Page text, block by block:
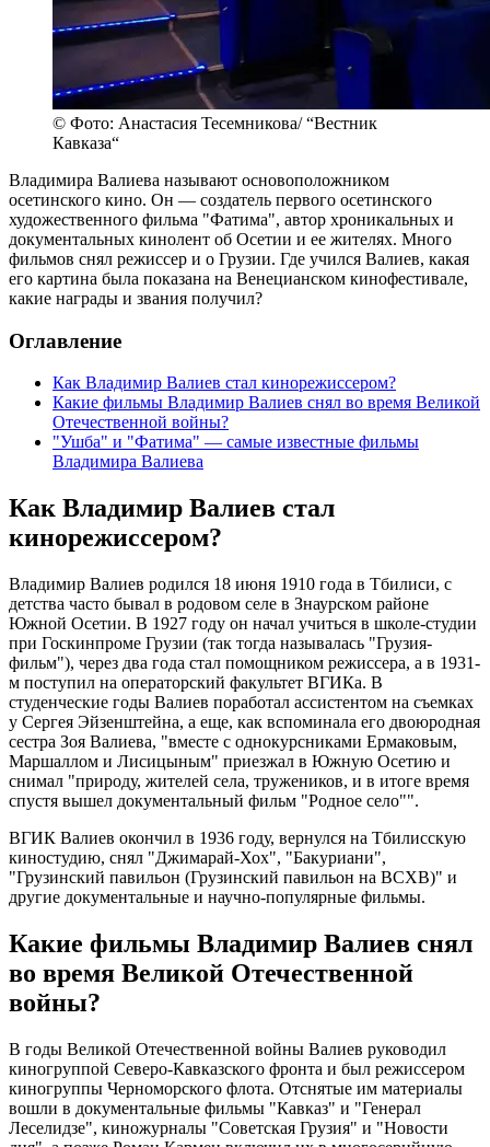
© Фото: Анастасия Тесемникова/ “Вестник
Кавказа“
Владимира Валиева называют основоположником
осетинского кино. Он — создатель первого осетинского
художественного фильма "Фатима", автор хроникальных и
документальных кинолент об Осетии и ее жителях. Много
фильмов снял режиссер и о Грузии. Где учился Валиев, какая
его картина была показана на Венецианском кинофестивале,
какие награды и звания получил?
Оглавление
Как Владимир Валиев стал кинорежиссером?
Какие фильмы Владимир Валиев снял во время Великой
Отечественной войны?
"Ушба" и "Фатима" — самые известные фильмы
Владимира Валиева
Как Владимир Валиев стал
кинорежиссером?
Владимир Валиев родился 18 июня 1910 года в Тбилиси, с
детства часто бывал в родовом селе в Знаурском районе
Южной Осетии. В 1927 году он начал учиться в школе-студии
при Госкинпроме Грузии (так тогда называлась "Грузия-
фильм"), через два года стал помощником режиссера, а в 1931-
м поступил на операторский факультет ВГИКа. В
студенческие годы Валиев поработал ассистентом на съемках
у Сергея Эйзенштейна, а еще, как вспоминала его двоюродная
сестра Зоя Валиева, "вместе с однокурсниками Ермаковым,
Маршаллом и Лисицыным" приезжал в Южную Осетию и
снимал "природу, жителей села, тружеников, и в итоге время
спустя вышел документальный фильм "Родное село"".
ВГИК Валиев окончил в 1936 году, вернулся на Тбилисскую
киностудию, снял "Джимарай-Хох", "Бакуриани",
"Грузинский павильон (Грузинский павильон на ВСХВ)" и
другие документальные и научно-популярные фильмы.
Какие фильмы Владимир Валиев снял
во время Великой Отечественной
войны?
В годы Великой Отечественной войны Валиев руководил
киногруппой Северо-Кавказского фронта и был режиссером
киногруппы Черноморского флота. Отснятые им материалы
вошли в документальные фильмы "Кавказ" и "Генерал
Леселидзе", киножурналы "Советская Грузия" и "Новости